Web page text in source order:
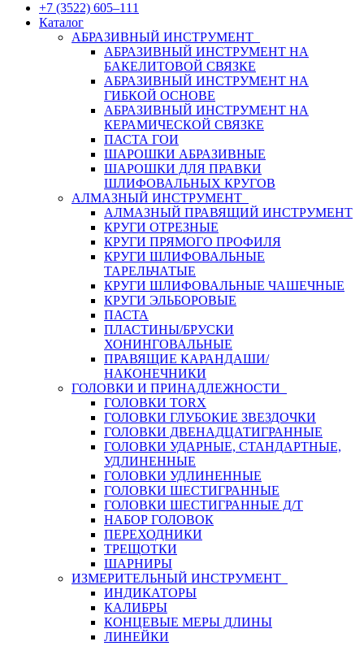
+7 (3522) 605‒111
Каталог
АБРАЗИВНЫЙ ИНСТРУМЕНТ
АБРАЗИВНЫЙ ИНСТРУМЕНТ НА
БАКЕЛИТОВОЙ СВЯЗКЕ
АБРАЗИВНЫЙ ИНСТРУМЕНТ НА
ГИБКОЙ ОСНОВЕ
АБРАЗИВНЫЙ ИНСТРУМЕНТ НА
КЕРАМИЧЕСКОЙ СВЯЗКЕ
ПАСТА ГОИ
ШАРОШКИ АБРАЗИВНЫЕ
ШАРОШКИ ДЛЯ ПРАВКИ
ШЛИФОВАЛЬНЫХ КРУГОВ
АЛМАЗНЫЙ ИНСТРУМЕНТ
АЛМАЗНЫЙ ПРАВЯЩИЙ ИНСТРУМЕНТ
КРУГИ ОТРЕЗНЫЕ
КРУГИ ПРЯМОГО ПРОФИЛЯ
КРУГИ ШЛИФОВАЛЬНЫЕ
ТАРЕЛЬЧАТЫЕ
КРУГИ ШЛИФОВАЛЬНЫЕ ЧАШЕЧНЫЕ
КРУГИ ЭЛЬБОРОВЫЕ
ПАСТА
ПЛАСТИНЫ/БРУСКИ
ХОНИНГОВАЛЬНЫЕ
ПРАВЯЩИЕ КАРАНДАШИ/
НАКОНЕЧНИКИ
ГОЛОВКИ И ПРИНАДЛЕЖНОСТИ
ГОЛОВКИ TORX
ГОЛОВКИ ГЛУБОКИЕ ЗВЕЗДОЧКИ
ГОЛОВКИ ДВЕНАДЦАТИГРАННЫЕ
ГОЛОВКИ УДАРНЫЕ, СТАНДАРТНЫЕ,
УДЛИНЕННЫЕ
ГОЛОВКИ УДЛИНЕННЫЕ
ГОЛОВКИ ШЕСТИГРАННЫЕ
ГОЛОВКИ ШЕСТИГРАННЫЕ Д/Т
НАБОР ГОЛОВОК
ПЕРЕХОДНИКИ
ТРЕЩОТКИ
ШАРНИРЫ
ИЗМЕРИТЕЛЬНЫЙ ИНСТРУМЕНТ
ИНДИКАТОРЫ
КАЛИБРЫ
КОНЦЕВЫЕ МЕРЫ ДЛИНЫ
ЛИНЕЙКИ